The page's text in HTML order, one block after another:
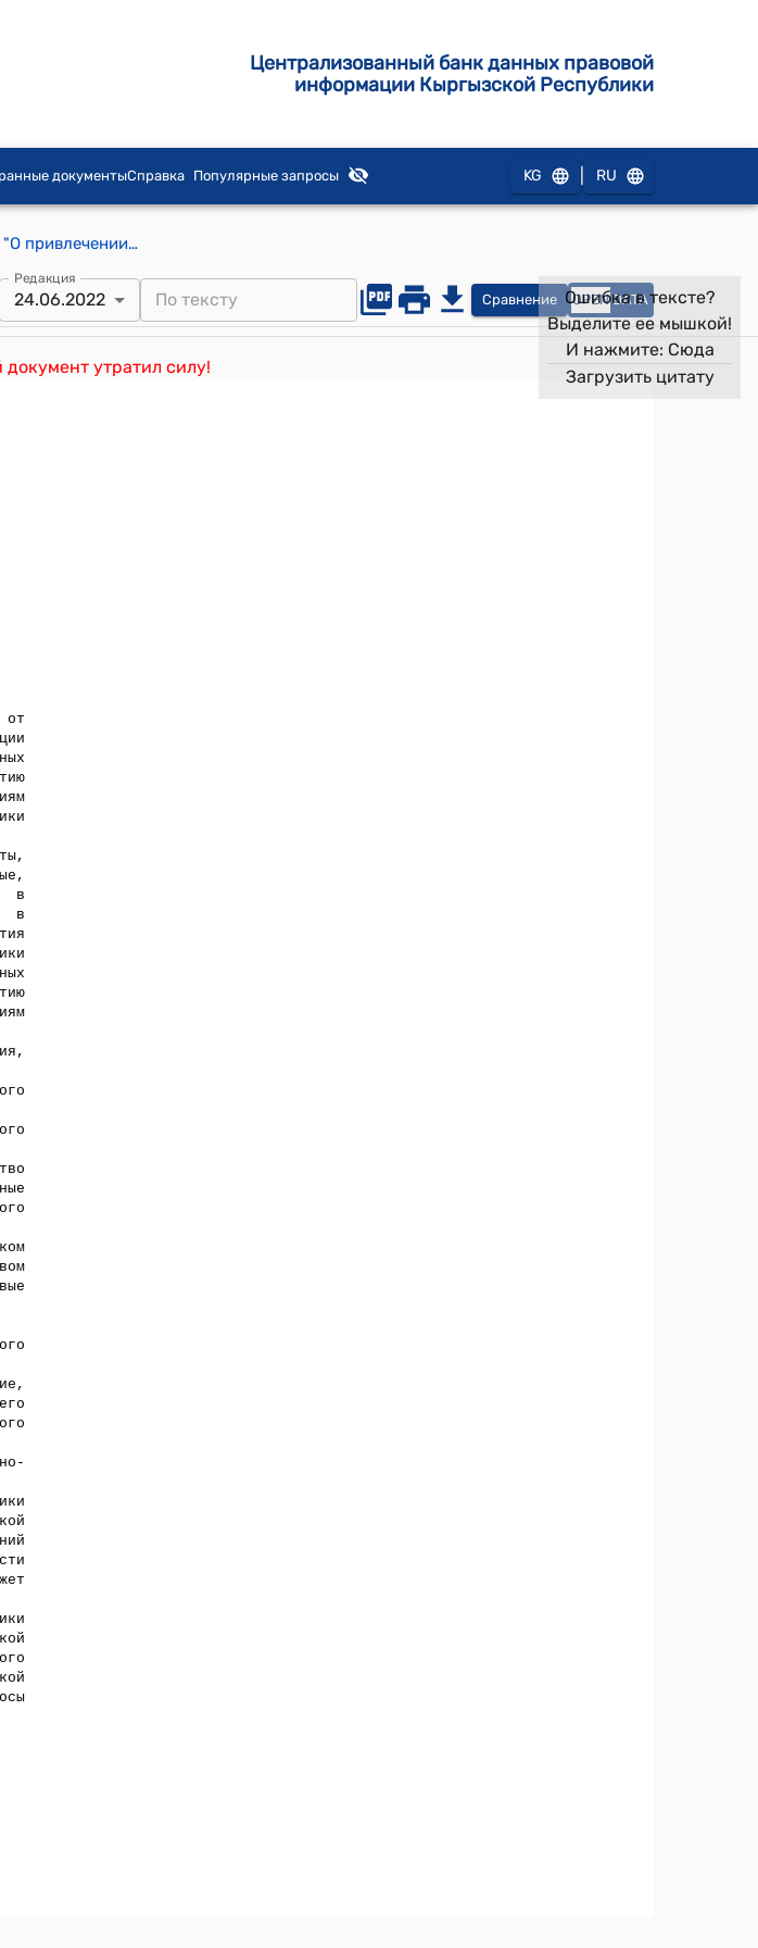
Централизованный банк данных правовой
информации Кыргызской Республики
документыСправка Популярные запросы KG RU
Постановление Правительства КР от 27 февраля 1998 года №93 "О привлечении в республику нельготных иностранных заемных средств, формирующих внешний долг Кыргызской Республики"
Редакция
24.06.2022 Сравнение OPEN DATA
утратил силу!
Ошибка в тексте?
Выделите ее мышкой!
И нажмите: Сюда
Загрузить цитату